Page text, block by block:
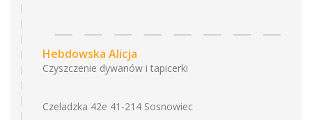
Hebdowska Alicja
Czyszczenie dywanów i tapicerki
Czeladzka 42e 41-214 Sosnowiec